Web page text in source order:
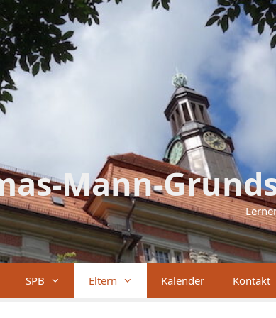
Mann-
SPB Eltern Kalender Kontakt